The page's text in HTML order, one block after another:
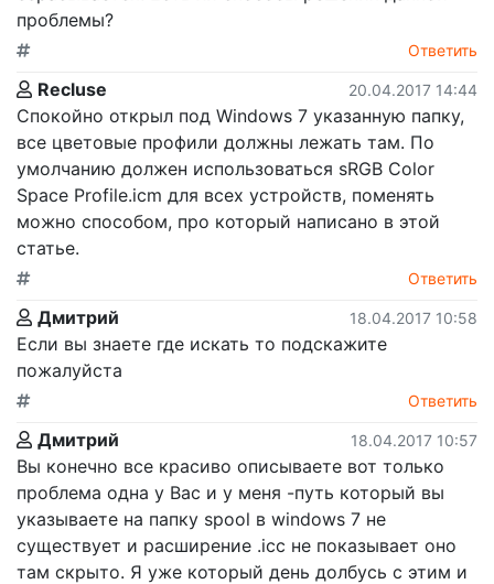
проблемы?
Ответить
Recluse 20.04.2017 14:44
Спокойно открыл под Windows 7 указанную папку,
все цветовые профили должны лежать там. По
умолчанию должен использоваться sRGB Color
Space Profile.icm для всех устройств, поменять
можно способом, про который написано в этой
статье.
Ответить
Дмитрий 18.04.2017 10:58
Если вы знаете где искать то подскажите
пожалуйста
Ответить
Дмитрий 18.04.2017 10:57
Вы конечно все красиво описываете вот только
проблема одна у Вас и у меня -путь который вы
указываете на папку spool в windows 7 не
существует и расширение .icc не показывает оно
там скрыто. Я уже который день долбусь с этим и